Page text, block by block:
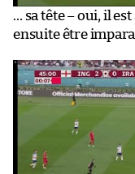
… sa tête – oui, il est
ensuite être